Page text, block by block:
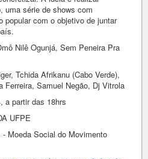
uma série de shows com
popular com o objetivo de juntar
Nilê Ogunjá, Sem Peneira Pra
Tchida Afrikanu (Cabo Verde),
Ferreira, Samuel Negão, Dj Vitrola
a partir das 18hrs
UFPE
Moeda Social do Movimento